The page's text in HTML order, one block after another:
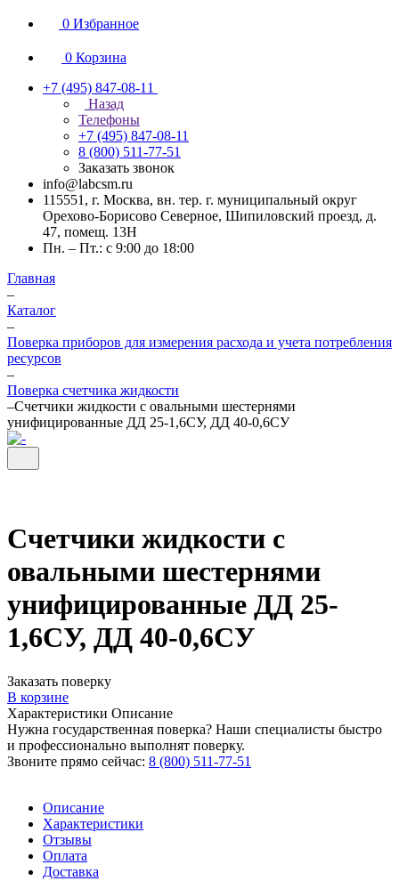
0 Избранное
0 Корзина
+7 (495) 847-08-11
Назад
Телефоны
+7 (495) 847-08-11
8 (800) 511-77-51
Заказать звонок
info@labcsm.ru
115551, г. Москва, вн. тер. г. муниципальный округ
Орехово-Борисово Северное, Шипиловский проезд, д.
47, помещ. 13Н
Пн. – Пт.: с 9:00 до 18:00
Главная
–
Каталог
–
Поверка приборов для измерения расхода и учета потребления
ресурсов
–
Поверка счетчика жидкости
–Счетчики жидкости с овальными шестернями
унифицированные ДД 25-1,6СУ, ДД 40-0,6СУ
Счетчики жидкости с
овальными шестернями
унифицированные ДД 25-
1,6СУ, ДД 40-0,6СУ
Заказать поверку
В корзине
Характеристики Описание
Нужна государственная поверка? Наши специалисты быстро
и профессионально выполнят поверку.
Звоните прямо сейчас: 8 (800) 511-77-51
Описание
Характеристики
Отзывы
Оплата
Доставка